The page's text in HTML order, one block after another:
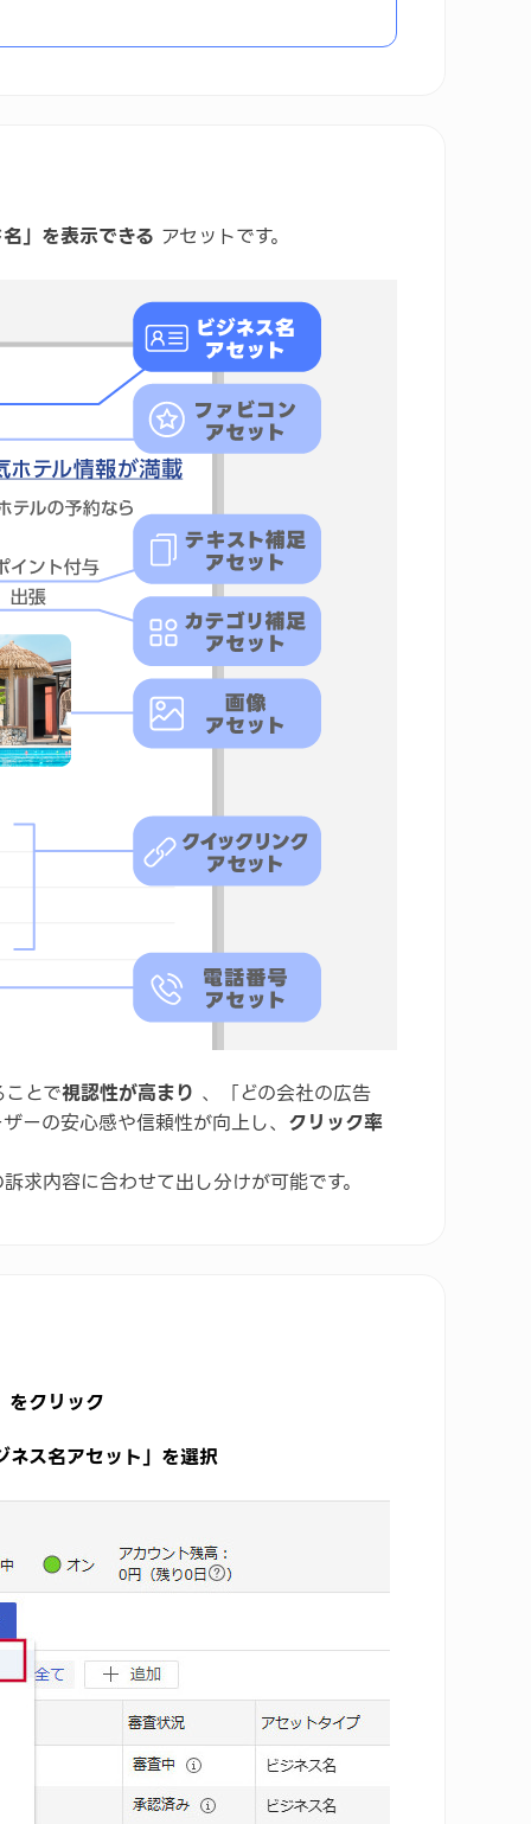
」を表示できる アセットです。
とで視認性が高まり 、「どの会社の広告
ーの安心感や信頼性が向上し、 クリック率
求内容に合わせて出し分けが可能です。
をクリック
ス名アセット」を選択